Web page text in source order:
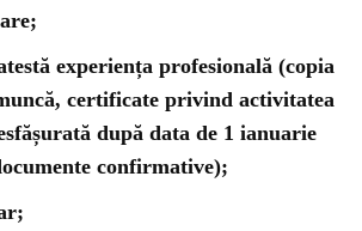
experiența profesională (copia
certificate privind activitatea
după data de 1 ianuarie
confirmative);